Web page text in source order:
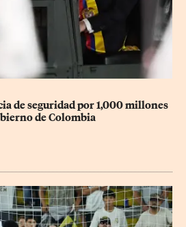
de seguridad por 1,000 millones
de Colombia